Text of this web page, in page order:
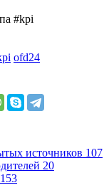
#kpi
ofd24
источников 107
20
153